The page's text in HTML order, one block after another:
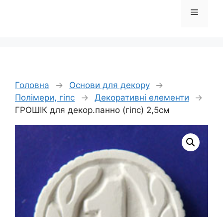
Меню
Головна → Основи для декору
→
Полімери, гіпс
→ Декоративні елементи
→
ГРОШІК для декор.панно (гіпс) 2,5см